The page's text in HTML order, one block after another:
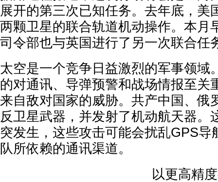
展开的第三次已知任务。去年底，美
两颗卫星的联合轨道机动操作。本月
司令部也与英国进行了另一次联合任
太空是一个竞争日益激烈的军事领域
的对通讯、导弹预警和战场情报至关
来自敌对国家的威胁。共产中国、俄
反卫星武器，并发射了机动航天器。
突发生，这些攻击可能会扰乱GPS导
队所依赖的通讯渠道。
以更高精